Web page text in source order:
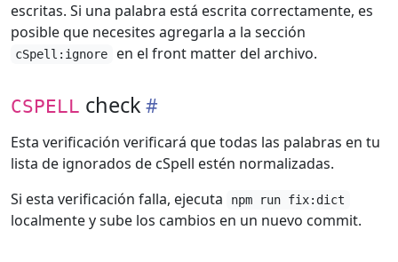
escritas. Si una palabra está escrita correctamente, es
posible que necesites agregarla a la sección
cSpell:ignore en el front matter del archivo.
CSPELL check
Esta verificación verificará que todas las palabras en tu
lista de ignorados de cSpell estén normalizadas.
Si esta verificación falla, ejecuta
npm run fix:dict
localmente y sube los cambios en un nuevo commit.